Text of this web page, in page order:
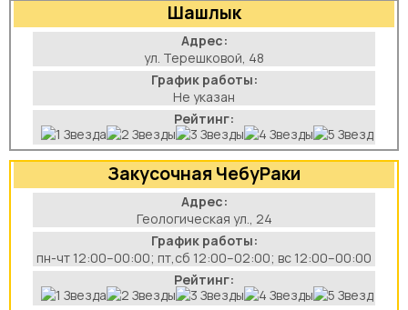
Шашлык
Адрес:
ул. Терешковой, 48
График работы:
Не указан
Рейтинг:
Закусочная ЧебуРаки
Адрес:
Геологическая ул., 24
График работы:
пн-чт 12:00–00:00; пт,сб 12:00–02:00; вс 12:00–00:00
Рейтинг: